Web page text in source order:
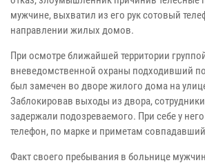
мужчине, выхватил из его рук сотовый
направлении жилых домов.
При осмотре ближайшей территории
вневедомственной охраны подходивший
был замечен во дворе жилого дома на
Заблокировав выходы из двора,
задержали подозреваемого. При себе у
телефон, по марке и приметам
Факт своего пребывания в больнице